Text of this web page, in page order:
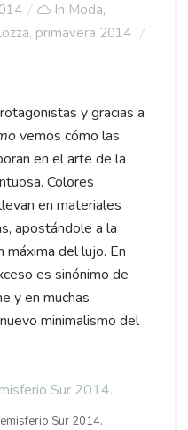
In Moda,
, primavera 2014
y gracias a
vemos cómo las
en el arte de la
Colores
en materiales
apostándole a la
máxima del lujo. En
es sinónimo de
y en muchas
minimalismo del
Sur 2014.